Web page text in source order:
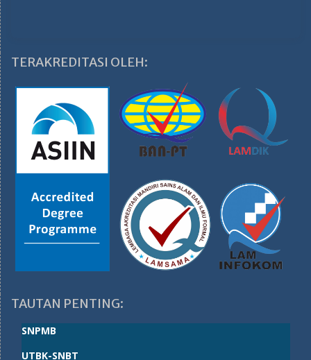
TERAKREDITASI OLEH:
TAUTAN PENTING:
SNPMB
UTBK-SNBT